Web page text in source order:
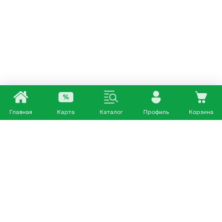
Главная Карта Каталог Профиль Корзина